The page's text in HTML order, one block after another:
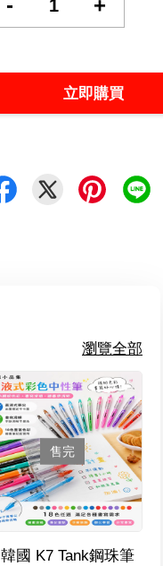
- +
立即購買
瀏覽全部
售完
韓國 K7 Tank鋼珠筆